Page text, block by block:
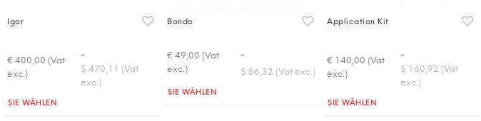
Igor
€ 400,00 (Vat
exc.)
-
$ 470,11 (Vat
exc.)
Quantità
SIE WÄHLEN
Bondo
€ 49,00 (Vat
exc.)
-
$ 56,32 (Vat exc.)
Quantità
SIE WÄHLEN
Application Kit
€ 140,00 (Vat
exc.)
-
$ 160,92 (Vat
exc.)
Quantità
SIE WÄHLEN